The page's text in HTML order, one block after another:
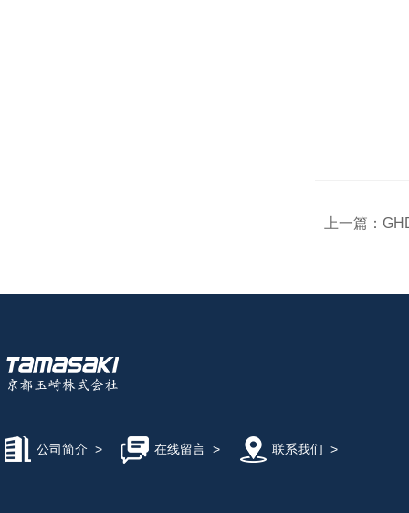
上一篇：
公司简介 > 在线留言> 联系我们 >